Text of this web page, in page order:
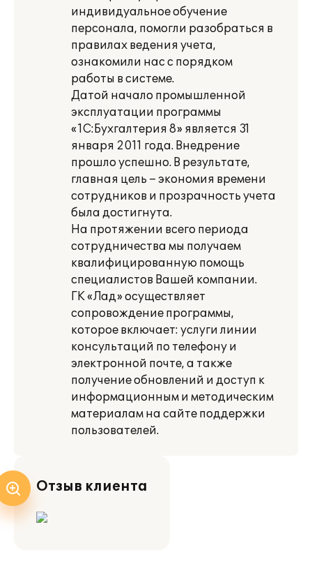
индивидуальное обучение
персонала, помогли разобраться в
правилах ведения учета,
ознакомили нас с порядком
работы в системе.
Датой начало промышленной
эксплуатации программы
«1С:Бухгалтерия 8» является 31
января 2011 года. Внедрение
прошло успешно. В результате,
главная цель – экономия времени
сотрудников и прозрачность учета
была достигнута.
На протяжении всего периода
сотрудничества мы получаем
квалифицированную помощь
специалистов Вашей компании.
ГК «Лад» осуществляет
сопровождение программы,
которое включает: услуги линии
консультаций по телефону и
электронной почте, а также
получение обновлений и доступ к
информационным и методическим
материалам на сайте поддержки
пользователей.
Отзыв клиента